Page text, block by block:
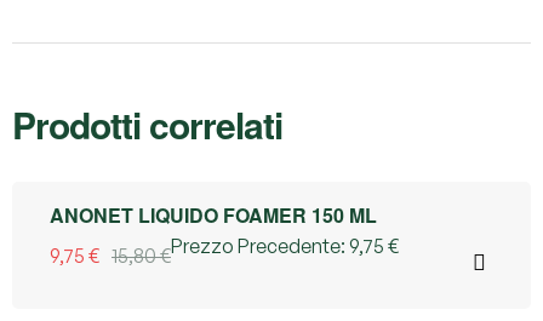
Prodotti correlati
38% OFF
ANONET LIQUIDO FOAMER 150 ML
15,80€
9,75 € Prezzo Precedente: 9,75 €